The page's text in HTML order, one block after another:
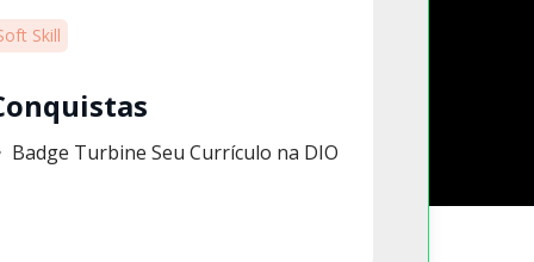
Skill
Badge Turbine Seu Currículo na DIO